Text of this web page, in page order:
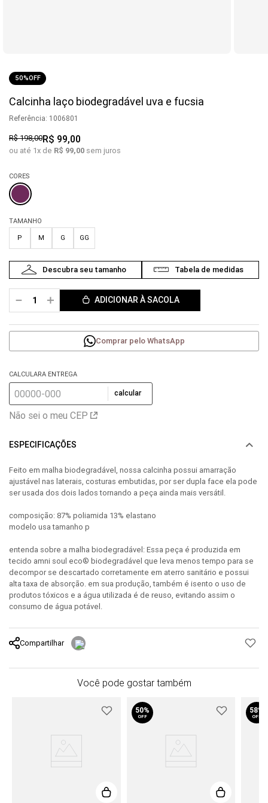
50%OFF
Calcinha laço biodegradável uva e fucsia
Referência: 1006801
R$198,00R$ 99,00
ou até 1x de R$ 99,00 sem juros
CORES
TAMANHO
P M G GG
＋
－ ADICIONAR À SACOLA
Comprar pelo WhatsApp
CALCULARA ENTREGA
calcular
Não sei o meu CEP
ESPECIFICAÇÕES
Feito em malha biodegradável, nossa calcinha possui amarração
ajustável nas laterais, costuras embutidas, por ser dupla face ela pode
ser usada dos dois lados tornando a peça ainda mais versátil.
composição: 87% poliamida 13% elastano
modelo usa tamanho p
entenda sobre a malha biodegradável: Essa peça é produzida em
tecido amni soul eco® biodegradável que leva menos tempo para se
decompor se descartado corretamente em aterro sanitário e possui
alta taxa de absorção. em sua produção, também é isento o uso de
produtos tóxicos e a água utilizada é de reuso, evitando assim o
consumo de água potável.
Compartilhar
Você pode gostar também
50%
OFF
58%
OFF